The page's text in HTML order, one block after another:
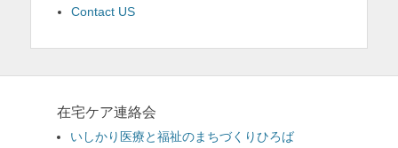
Contact US
在宅ケア連絡会
いしかり医療と福祉のまちづくりひろば